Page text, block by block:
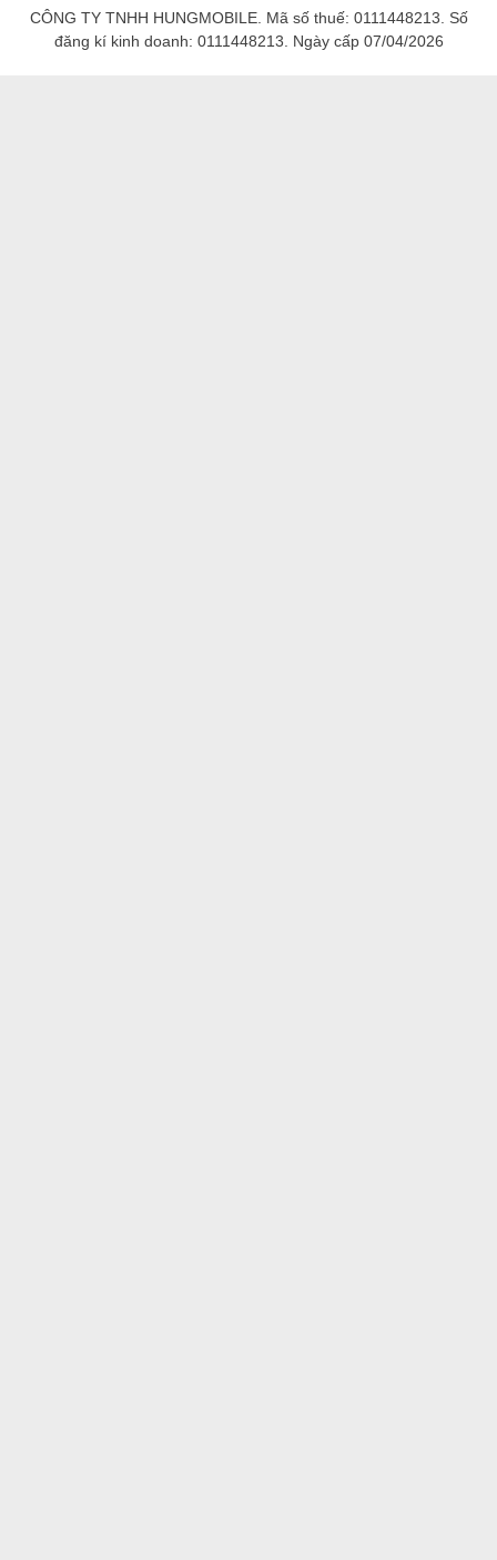
CÔNG TY TNHH HUNGMOBILE. Mã số thuế: 0111448213. Số
đăng kí kinh doanh: 0111448213. Ngày cấp 07/04/2026